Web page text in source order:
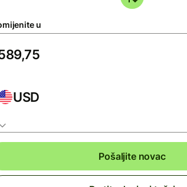
u
USD
Pošaljite novac